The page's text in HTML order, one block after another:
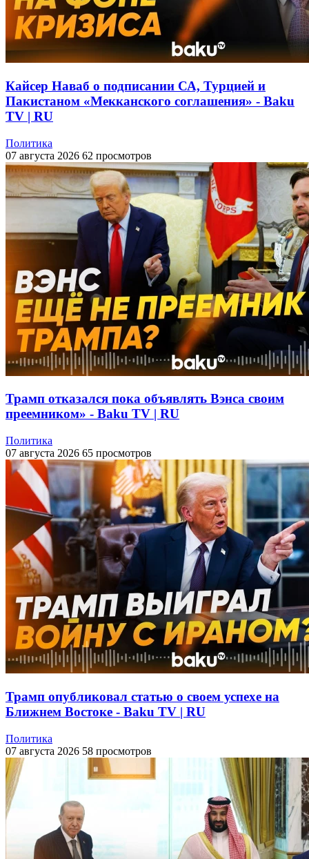
Кайсер Наваб о подписании СА, Турцией и
Пакистаном «Мекканского соглашения» - Baku
TV | RU
Политика
07 августа 2026 62 просмотров
Трамп отказался пока объявлять Вэнса своим
преемником» - Baku TV | RU
Политика
07 августа 2026 65 просмотров
Трамп опубликовал статью о своем успехе на
Ближнем Востоке - Baku TV | RU
Политика
07 августа 2026 58 просмотров